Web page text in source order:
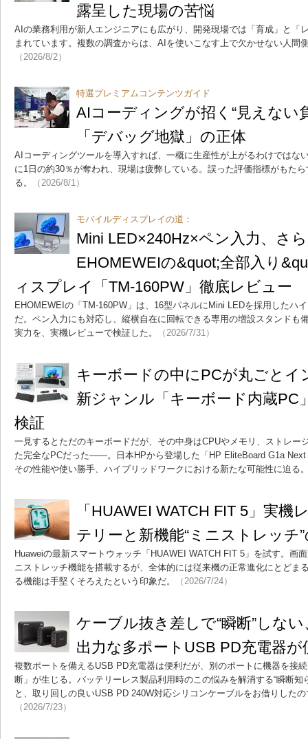
露呈した現場の苦悩
AIの業務利用が新人エンジニアにも広がり、開発現場では「育成」と「
まれています。複数の調査からは、AIを使いこなす上で欠かせない人間
（2026/8/2）
特選プレミアムコンテンツガイド
AIコーディングが招く“見えな
「デバッグ地獄」の正体
AIコーディングツールを導入すれば、一概に生産性が上がるわけではな
に1日の約30％が奪われ、現場は疲弊している。誤った評価指標がもた
る。
（2026/8/1）
モバイルディスプレイの道：
Mini LED×240Hz×ペン入力、
EHOMEWEIの&quot;全部入り
ィスプレイ「TM-160PW」徹底レビュー
EHOMEWEIの「TM-160PW」は、16型パネルにMini LEDを採用したハ
だ。ペン入力にも対応し、縦横自在に回転できる専用の増設スタンドも
実力を、実機レビューで検証した。
（2026/7/31）
キーボードの中にPCが丸ごと
新ジャンル「キーボード内蔵PC
検証
一見するとただのキーボードだが、その中身はCPUやメモリ、ストレー
た完全なPCだった――。日本HPから登場した「HP EliteBoard G1a
その性能や使い勝手、ハイブリッドワークにおける新たな可能性に迫る
「HUAWEI WATCH FIT 5」実
テリーと新機能“ミニストレッチ
Huaweiの最新スマートウォッチ「HUAWEI WATCH FIT 5」を試す。画
ニストレッチ機能を搭載するが、全体的には従来機の正常進化にとどま
る機能は手堅くそろえたという印象だ。
（2026/7/24）
ケーブル抜き差しで“瞬断”しな
出力な多ポートUSB PD充電器が
複数ポートを備えるUSB PD充電器は便利だが、別のポートに機器を接
断」が生じる。バッテリーレス製品利用時のこの悩みを解消する“瞬断知
と、取り回しの良いUSB PD 240W対応シリコンケーブルをお借りした
（2026/7/23）